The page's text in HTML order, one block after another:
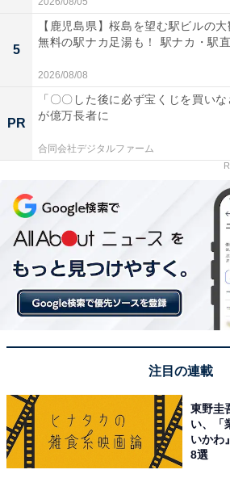
5
【鹿児島県】桜島を望む駅ビルの大
無料の駅ナカ足湯も！ 駅ナカ・駅直
2026/08/08
PR
「〇〇した後に必ず宝くじを買い
が億万長者に
合同会社デジタルファーム
注目の連載
東野圭
い、「
いかわ
8選